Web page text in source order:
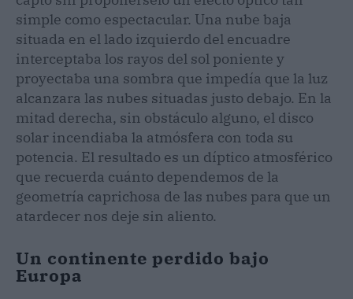
simple como espectacular. Una nube baja
situada en el lado izquierdo del encuadre
interceptaba los rayos del sol poniente y
proyectaba una sombra que impedía que la luz
alcanzara las nubes situadas justo debajo. En la
mitad derecha, sin obstáculo alguno, el disco
solar incendiaba la atmósfera con toda su
potencia. El resultado es un díptico atmosférico
que recuerda cuánto dependemos de la
geometría caprichosa de las nubes para que un
atardecer nos deje sin aliento.
Un continente perdido bajo
Europa